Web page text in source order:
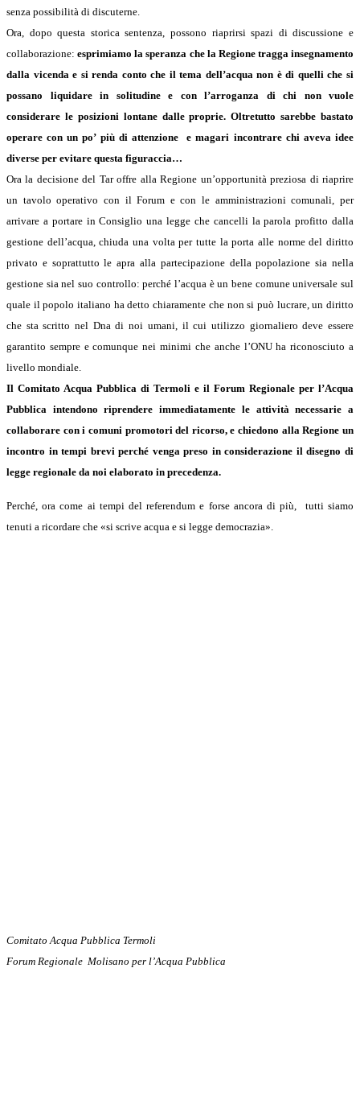
senza possibilità di discuterne.
Ora, dopo questa storica sentenza, possono riaprirsi spazi di discussione e
collaborazione:esprimiamo la speranza che la Regione tragga insegnamento
dalla vicenda e si renda conto che il tema dell’acqua non è di quelli che si
possano liquidare in solitudine e con l’arroganza di chi non vuole
considerare le posizioni lontane dalle proprie. Oltretutto sarebbe bastato
operare con un po’ più di attenzione e magari incontrare chi aveva idee
diverse per evitare questa figuraccia…
Ora la decisione del Tar offre alla Regione un’opportunità preziosa di riaprire
un tavolo operativo con il Forum e con le amministrazioni comunali, per
arrivare a portare in Consiglio una legge che cancelli la parola profitto dalla
gestione dell’acqua, chiuda una volta per tutte la porta alle norme del diritto
privato e soprattutto le apra alla partecipazione della popolazione sia nella
gestione sia nel suo controllo: perché l’acqua è un bene comune universale sul
quale il popolo italiano ha detto chiaramente che non si può lucrare, un diritto
che sta scritto nel Dna di noi umani, il cui utilizzo giornaliero deve essere
garantito sempre e comunque nei minimi che anche l’ONU ha riconosciuto a
livello mondiale.
Il Comitato Acqua Pubblica di Termoli e il Forum Regionale per l’Acqua
Pubblica intendono riprendere immediatamente le attività necessarie a
collaborare con i comuni promotori del ricorso, e chiedono alla Regione un
incontro in tempi brevi perché venga preso in considerazione il disegno di
legge regionale da noi elaborato in precedenza.
Perché, ora come ai tempi del referendum e forse ancora di più, tutti siamo
tenuti a ricordare che «si scrive acqua e si legge democrazia».
Comitato Acqua Pubblica Termoli
Forum Regionale Molisano per l’Acqua Pubblica